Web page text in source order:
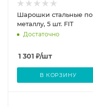
Шарошки стальные по
металлу, 5 шт. FIT
Достаточно
1 301 ₽/шт
В КОРЗИНУ